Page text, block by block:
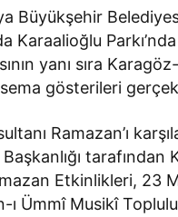
Büyükşehir
Karaalioğlu
yanı sıra
gösterileri
Ramazan’ı
tarafından
Etkinlikleri, 23
ı Ümmî Musikî